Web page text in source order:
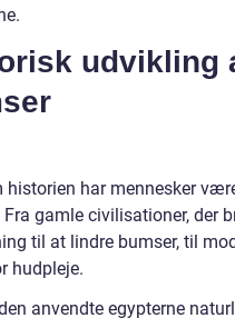
udvikling
historien har mennesker
Fra gamle civilisationer, der
til at lindre bumser, til
hudpleje.
anvendte egypterne